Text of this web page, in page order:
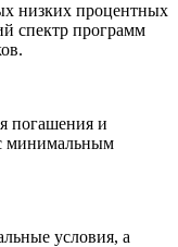
низких процентных
спектр программ
погашения и
минимальным
условия, а